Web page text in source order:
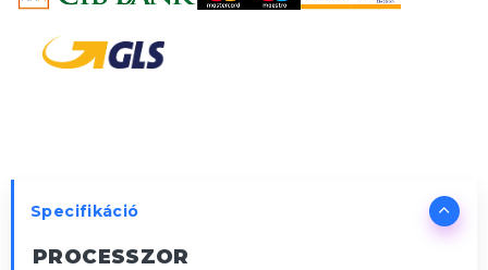
Specifikáció
PROCESSZOR